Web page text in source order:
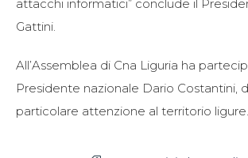
attacchi informatici” conclude il
Gattini.
All’Assemblea di Cna Liguria ha
Presidente nazionale Dario Costantini,
particolare attenzione al territorio ligure.